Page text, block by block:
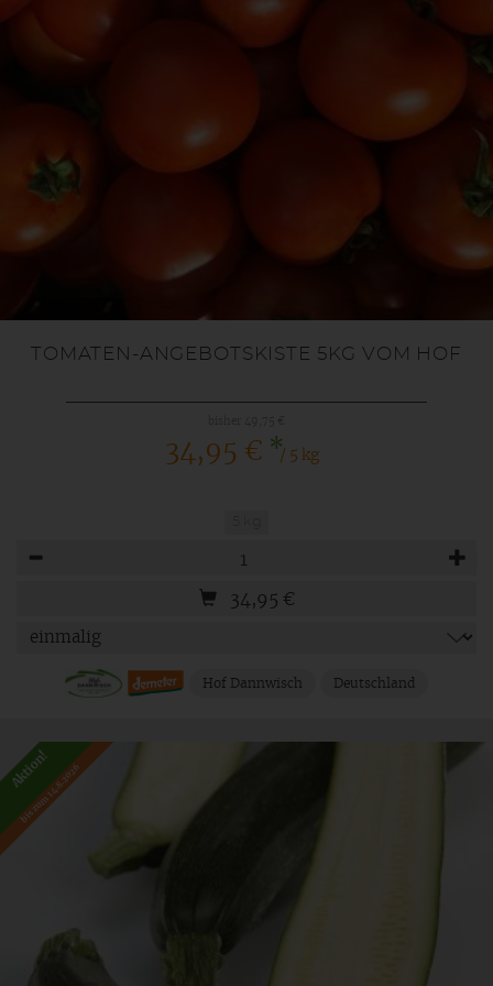
TOMATEN-ANGEBOTSKISTE 5KG VOM HOF
34,95 € */ 5 kg
34,95 €
Hof Dannwisch Deutschland
Aktion!
bis zum 14.8.2026